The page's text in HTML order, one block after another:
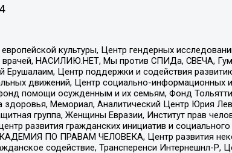
культуры, Центр гендерных
врачей, НАСИЛИЮ.НЕТ, Мы против СПИДа, СВЕЧА,
Центр поддержки и содействия
движений, Центр социально-информационных
помощи осужденным и их семьям, Фонд
здоровья, Мемориал, Аналитический Центр Юрия
группа, Женщины Евразии, Институт прав
развития гражданских инициатив и социального
ПО ПРАВАМ ЧЕЛОВЕКА, Центр развития
содействие, Трансперенси Интернешнл-Р,